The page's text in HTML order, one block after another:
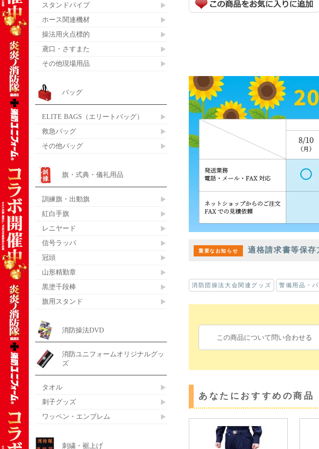
重要なお知らせ 適格請求書等保
消防団操法大会関連グッズ 警備用品・
この商品について問い合わせる
あなたにおすすめの商品
スタンドパイプ
ホース関連機材
操法用火点標的
鳶口・さすまた
その他現場用品
バッグ
ELITE BAGS（エリートバッグ）
救急バッグ
その他バッグ
旗・式典・儀礼用品
訓練旗・出動旗
紅白手旗
レニヤード
信号ラッパ
冠頭
山形精勤章
黒塗千段棒
旗用スタンド
消防操法DVD
消防ユニフォームオリジナルグッ
ズ
タオル
刺子グッズ
ワッペン・エンブレム
刺繍・裾上げ